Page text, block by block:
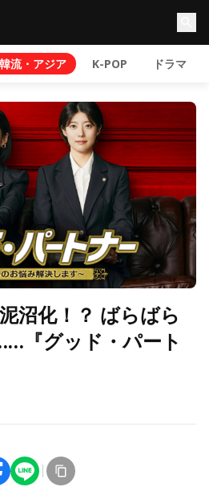
韓流・アジア K-POP ドラマ
沼化！？ ばらばら
『グッド・パート